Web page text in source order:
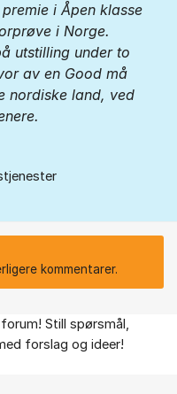
premie i Åpen klasse
i Norge.
utstilling under to
av en Good må
nordiske land, ved
kommentarer.
Still spørsmål,
forslag og ideer!